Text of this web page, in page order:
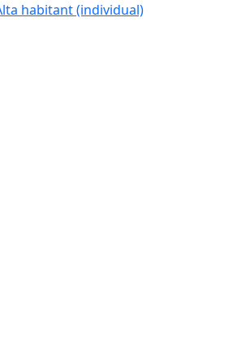
habitant (individual)